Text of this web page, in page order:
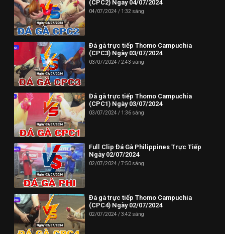
(CPC2) Ngày 04/07/2024
04/07/2024 1:32 sáng
Đá gà trực tiếp Thomo Campuchia
(CPC3) Ngày 03/07/2024
03/07/2024 2:43 sáng
Đá gà trực tiếp Thomo Campuchia
(CPC1) Ngày 03/07/2024
03/07/2024 1:36 sáng
Full Clip Đá Gà Philippines Trực Tiếp
Ngày 02/07/2024
02/07/2024 7:50 sáng
Đá gà trực tiếp Thomo Campuchia
(CPC4) Ngày 02/07/2024
02/07/2024 3:42 sáng